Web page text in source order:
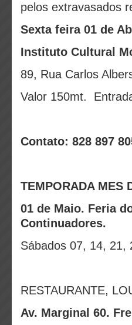
pelos extravasados
Sexta feira 01 de
Instituto Cultural
89, Rua Carlos
Valor 150mt.
Contato: 828 897
TEMPORADA MES
01 de Maio. Feria
Continuadores.
Sábados 07, 14, 21,
RESTAURANTE,
Av. Marginal 60.